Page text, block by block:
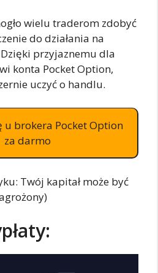
wielu traderom zdobyć
do działania na
przyjaznemu dla
konta Pocket Option,
uczyć o handlu.
u brokera Pocket Option
za darmo
Twój kapitał może być